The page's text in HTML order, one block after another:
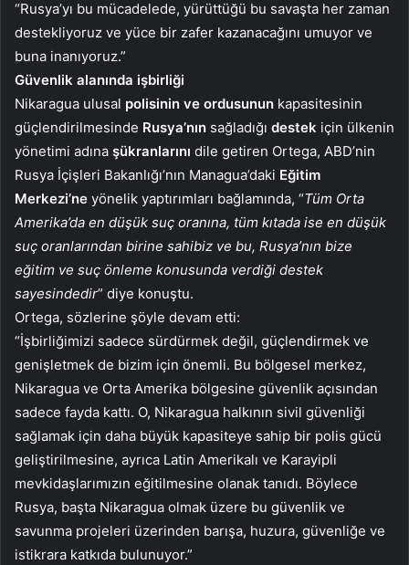
“Rusya’yı bu mücadelede, yürüttüğü bu savaşta her zaman
destekliyoruz ve yüce bir zafer kazanacağını umuyor ve
buna inanıyoruz.”
Güvenlik alanında işbirliği
Nikaragua ulusal polisinin ve ordusunun kapasitesinin
güçlendirilmesinde Rusya’nın sağladığı destek için ülkenin
yönetimi adına şükranlarını dile getiren Ortega, ABD’nin
Rusya İçişleri Bakanlığı’nın Managua’daki Eğitim
Merkezi’ne yönelik yaptırımları bağlamında, “Tüm Orta
Amerika’da en düşük suç oranına, tüm kıtada ise en düşük
suç oranlarından birine sahibiz ve bu, Rusya’nın bize
eğitim ve suç önleme konusunda verdiği destek
sayesindedir” diye konuştu.
Ortega, sözlerine şöyle devam etti:
“İşbirliğimizi sadece sürdürmek değil, güçlendirmek ve
genişletmek de bizim için önemli. Bu bölgesel merkez,
Nikaragua ve Orta Amerika bölgesine güvenlik açısından
sadece fayda kattı. O, Nikaragua halkının sivil güvenliği
sağlamak için daha büyük kapasiteye sahip bir polis gücü
geliştirilmesine, ayrıca Latin Amerikalı ve Karayipli
mevkidaşlarımızın eğitilmesine olanak tanıdı. Böylece
Rusya, başta Nikaragua olmak üzere bu güvenlik ve
savunma projeleri üzerinden barışa, huzura, güvenliğe ve
istikrara katkıda bulunuyor.”